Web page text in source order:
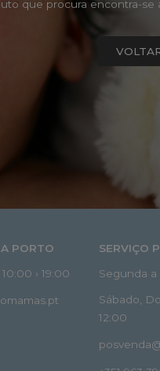
que procura encontra-se
PORTO
› 19:00
SERVIÇO
Segunda a
Sábado,
12:00